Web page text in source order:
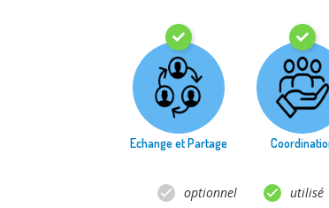
Echange et Partage
optionnel utilisé